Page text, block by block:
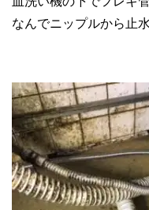
なんでニップルから止